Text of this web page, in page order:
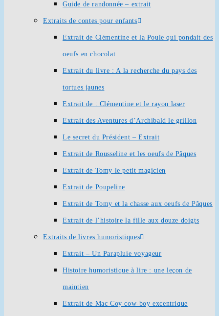
Guide de randonnée – extrait
Extraits de contes pour enfants
Extrait de Clémentine et la Poule qui pondait des
oeufs en chocolat
Extrait du livre : A la recherche du pays des
tortues jaunes
Extrait de : Clémentine et le rayon laser
Extrait des Aventures d’Archibald le grillon
Le secret du Président – Extrait
Extrait de Rousseline et les oeufs de Pâques
Extrait de Tomy le petit magicien
Extrait de Poupeline
Extrait de Tomy et la chasse aux oeufs de Pâques
Extrait de l’histoire la fille aux douze doigts
Extraits de livres humoristiques
Extrait – Un Parapluie voyageur
Histoire humoristique à lire : une leçon de
maintien
Extrait de Mac Coy cow-boy excentrique